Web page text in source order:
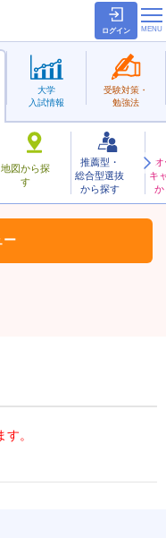
ログイン
地図から探
す
推薦型・
総合型選抜
から探す
キ
か
大学
入試情報
受験対策・
勉強法
お気に入り
ー
。